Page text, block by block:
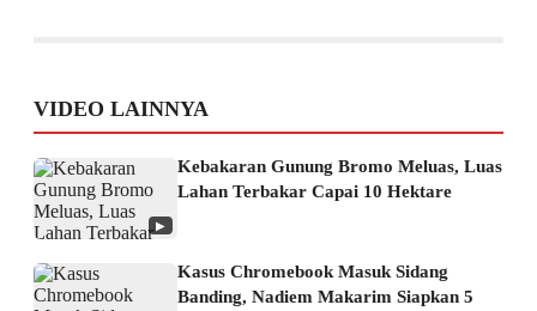
VIDEO LAINNYA
▶
Kebakaran Gunung Bromo Meluas, Luas
Lahan Terbakar Capai 10 Hektare
Kasus Chromebook Masuk Sidang
Banding, Nadiem Makarim Siapkan 5